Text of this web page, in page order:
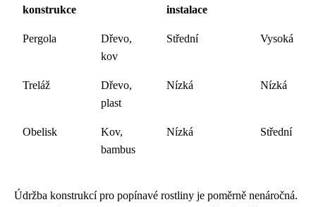
konstrukce instalace
Pergola
Dřevo,
kov
Střední Vysoká
Treláž
Dřevo,
plast
Nízká Nízká
Obelisk
Kov,
bambus
Nízká Střední
Údržba konstrukcí pro popínavé rostliny je poměrně nenáročná.